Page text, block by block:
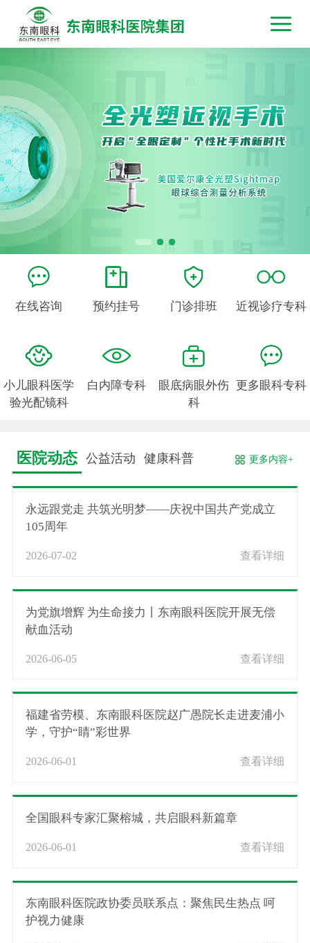
在线咨询 预约挂号 门诊排班 近视诊疗专科
小儿眼科医学
验光配镜科
白内障专科
眼底病眼外伤
科
更多眼科专科
医院动态 公益活动 健康科普 更多内容+
永远跟党走 共筑光明梦——庆祝中国共产党成立
105周年
2026-07-02 查看详细
为党旗增辉 为生命接力丨东南眼科医院开展无偿
献血活动
2026-06-05 查看详细
福建省劳模、东南眼科医院赵广愚院长走进麦浦小
学，守护“睛”彩世界
2026-06-01 查看详细
全国眼科专家汇聚榕城，共启眼科新篇章
2026-06-01 查看详细
东南眼科医院政协委员联系点：聚焦民生热点 呵
护视力健康